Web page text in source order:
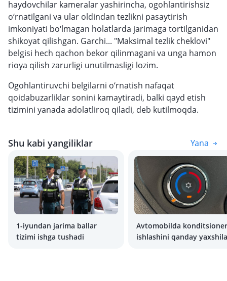
haydovchilar kameralar yashirincha, ogohlantirishsiz
o‘rnatilgani va ular oldindan tezlikni pasaytirish
imkoniyati bo‘lmagan holatlarda jarimaga tortilganidan
shikoyat qilishgan. Garchi... "Maksimal tezlik cheklovi"
belgisi hech qachon bekor qilinmagani va unga hamon
rioya qilish zarurligi unutilmasligi lozim.
Ogohlantiruvchi belgilarni o‘rnatish nafaqat
qoidabuzarliklar sonini kamaytiradi, balki qayd etish
tizimini yanada adolatliroq qiladi, deb kutilmoqda.
Shu kabi yangiliklar Yana
1-iyundan jarima ballar
tizimi ishga tushadi
Avtomobilda konditsioner
ishlashini qanday